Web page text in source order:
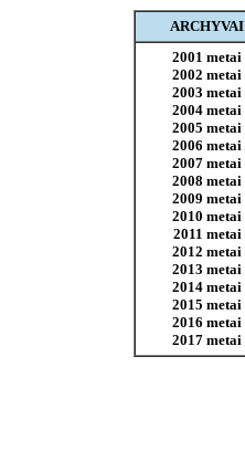
ARCHYVAI
2001 metai
2002 metai
2003 metai
2004 metai
2005 metai
2006 metai
2007 metai
2008 metai
2009 metai
2010 metai
2011 metai
2012 metai
2013 metai
2014 metai
2015 metai
2016 metai
2017 metai